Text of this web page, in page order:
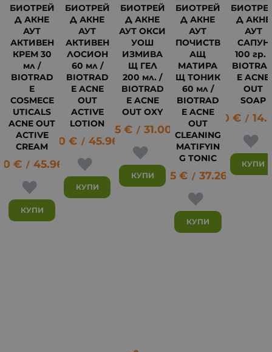
БИОТРЕЙ
Д АКНЕ
АУТ
АКТИВЕН
КРЕМ 30
мл /
BIOTRAD
E
COSMECE
UTICALS
ACNE OUT
ACTIVE
CREAM
€ / 45.96 лв.
КУПИ
БИОТРЕЙ
Д АКНЕ
АУТ
АКТИВЕН
ЛОСИОН
60 мл /
BIOTRAD
E ACNE
OUT
ACTIVE
LOTION
23.50 € / 45.96
КУПИ
БИОТРЕЙ
Д АКНЕ
АУТ ОКСИ
УОШ
ИЗМИВА
Щ ГЕЛ
200 мл. /
BIOTRAD
E ACNE
OUT OXY
15.85 € / 31.00 лв.
КУПИ
БИОТРЕЙ
Д АКНЕ
АУТ
ПОЧИСТВ
АЩ
МАТИРА
Щ ТОНИК
60 мл /
BIOTRAD
E ACNE
OUT
CLEANING
MATIFYIN
G TONIC
19.05 € / 37.26 лв.
КУПИ
Д АКНЕ
АУТ
САПУН
100 гр. /
E ACNE
OUT
SOAP
7.60 € /
КУПИ